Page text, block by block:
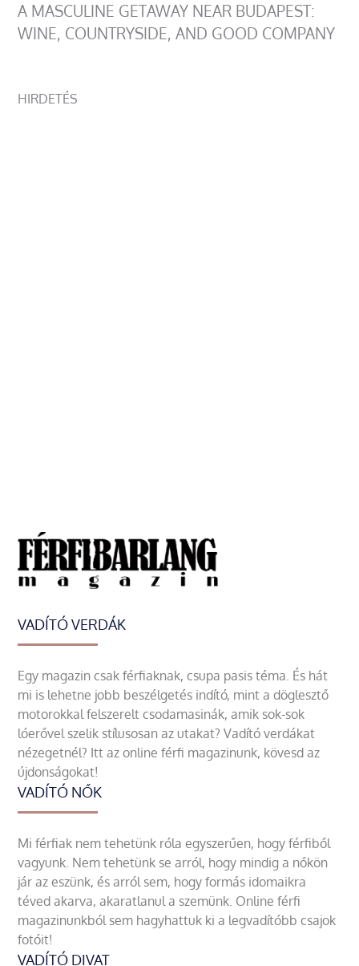
A MASCULINE GETAWAY NEAR BUDAPEST:
WINE, COUNTRYSIDE, AND GOOD COMPANY
HIRDETÉS
VADÍTÓ VERDÁK
Egy magazin csak férfiaknak, csupa pasis téma. És hát
mi is lehetne jobb beszélgetés indító, mint a döglesztő
motorokkal felszerelt csodamasinák, amik sok-sok
lóerővel szelik stílusosan az utakat? Vadító verdákat
nézegetnél? Itt az online férfi magazinunk, kövesd az
újdonságokat!
VADÍTÓ NŐK
Mi férfiak nem tehetünk róla egyszerűen, hogy férfiből
vagyunk. Nem tehetünk se arról, hogy mindig a nőkön
jár az eszünk, és arról sem, hogy formás idomaikra
téved akarva, akaratlanul a szemünk. Online férfi
magazinunkból sem hagyhattuk ki a legvadítóbb csajok
fotóit!
VADÍTÓ DIVAT